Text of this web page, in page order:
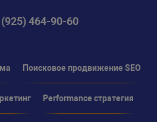
464-90-60
Поисковое продвижение SEO
Performance стратегия